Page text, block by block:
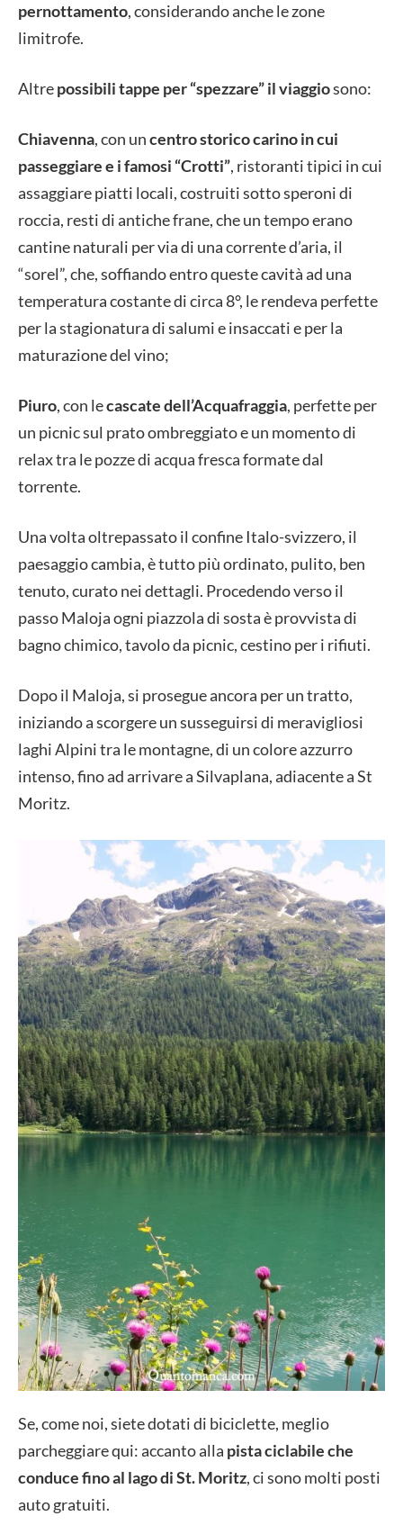
pernottamento, considerando anche le zone
limitrofe.
Altrepossibili tappe per “spezzare” il viaggiosono:
Chiavenna, con uncentro storico carino in cui
passeggiare e i famosi “Crotti”, ristoranti tipici in cui
assaggiare piatti locali, costruiti sotto speroni di
roccia, resti di antiche frane, che un tempo erano
cantine naturali per via di una corrente d’aria, il
“sorel”, che, soffiando entro queste cavità ad una
temperatura costante di circa 8°, le rendeva perfette
per la stagionatura di salumi e insaccati e per la
maturazione del vino;
Piuro, con lecascate dell’Acquafraggia, perfette per
un picnic sul prato ombreggiato e un momento di
relax tra le pozze di acqua fresca formate dal
torrente.
Una volta oltrepassato il confine Italo-svizzero, il
paesaggio cambia, è tutto più ordinato, pulito, ben
tenuto, curato nei dettagli. Procedendo verso il
passo Maloja ogni piazzola di sosta è provvista di
bagno chimico, tavolo da picnic, cestino per i rifiuti.
Dopo il Maloja, si prosegue ancora per un tratto,
iniziando a scorgere un susseguirsi di meravigliosi
laghi Alpini tra le montagne, di un colore azzurro
intenso, fino ad arrivare a Silvaplana, adiacente a St
Moritz.
Se, come noi, siete dotati di biciclette, meglio
parcheggiare qui: accanto alla pista ciclabile che
conduce fino al lago di St. Moritz, ci sono molti posti
auto gratuiti.